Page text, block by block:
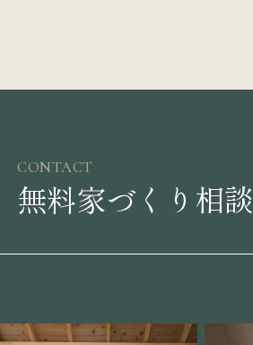
CONTACT
無料家づくり相談